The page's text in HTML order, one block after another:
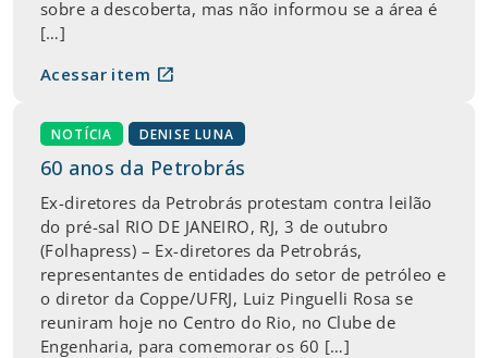
sobre a descoberta, mas não informou se a área é
[…]
Acessar item open_in_new
NOTÍCIA DENISE LUNA
60 anos da Petrobrás
Ex-diretores da Petrobrás protestam contra leilão
do pré-sal RIO DE JANEIRO, RJ, 3 de outubro
(Folhapress) – Ex-diretores da Petrobrás,
representantes de entidades do setor de petróleo e
o diretor da Coppe/UFRJ, Luiz Pinguelli Rosa se
reuniram hoje no Centro do Rio, no Clube de
Engenharia, para comemorar os 60 […]